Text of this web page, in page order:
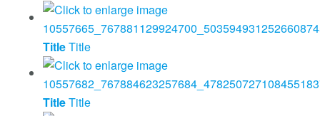
TitleTitle
TitleTitle